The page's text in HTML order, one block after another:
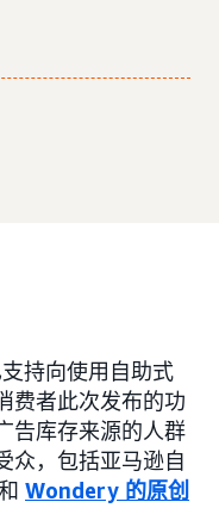
持向使用自助式
费者此次发布的功
告库存来源的人群
众，包括亚马逊自
Wondery 的原创